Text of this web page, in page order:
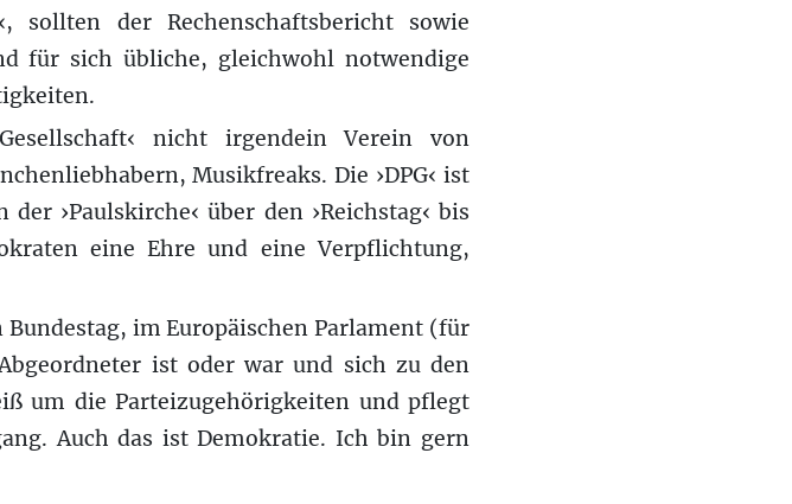
sollten der Rechenschaftsbericht sowie
für sich übliche, gleichwohl notwendige
nicht irgendein Verein von
Musikfreaks. Die ›DPG‹ ist
›Paulskirche‹ über den ›Reichstag‹ bis
eine Ehre und eine Verpflichtung,
im Europäischen Parlament (für
ist oder war und sich zu den
um die Parteizugehörigkeiten und pflegt
Auch das ist Demokratie. Ich bin gern